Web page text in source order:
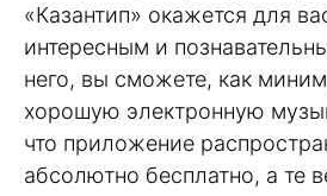
«Казантип» окажется для
интересным и
него, вы сможете, как
хорошую электронную
что приложение
абсолютно бесплатно, а те